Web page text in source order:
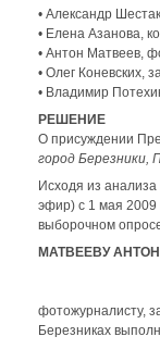
• Александр
• Елена Азанова,
• Антон Матвеев,
• Олег Коневских,
• Владимир
РЕШЕНИЕ
О присуждении
город Березники,
Исходя из
эфир) с 1 мая 2009
выборочном
МАТВЕЕВУ
фотожурналисту,
Березниках